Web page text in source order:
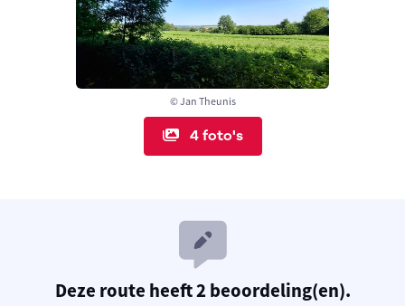
© Jan Theunis
4 foto's
Deze route heeft 2 beoordeling(en).